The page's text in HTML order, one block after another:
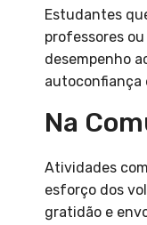
Estudantes
professores
desempenho
autoconfiança
Na
Atividades
esforço dos
gratidão e